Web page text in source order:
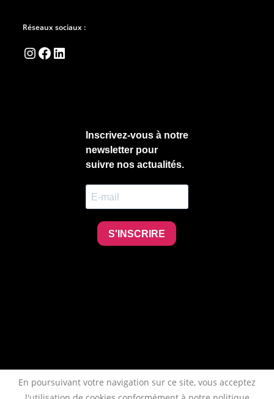
Réseaux sociaux :
Instagram
Facebook
LinkedIn
En poursuivant votre navigation sur ce site, vous acceptez